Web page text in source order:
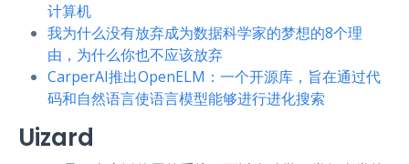
计算机
我为什么没有放弃成为数据科学家的梦想的8个理
由，为什么你也不应该放弃
CarperAI推出OpenELM：一个开源库，旨在通过代
码和自然语言使语言模型能够进行进化搜索
Uizard